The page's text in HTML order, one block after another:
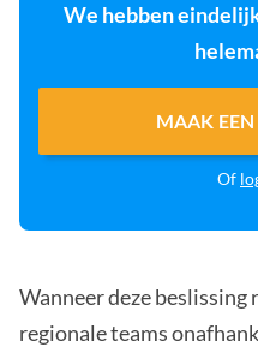
We hebben
MAAK
Of
Wanneer deze
regionale teams